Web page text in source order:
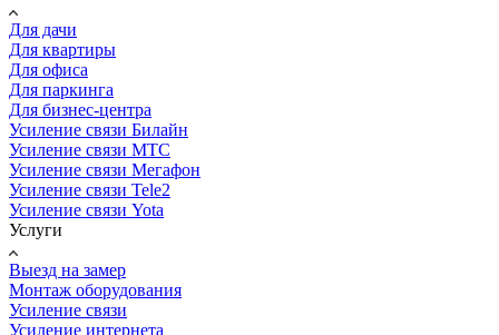
Для дачи
Для квартиры
Для офиса
Для паркинга
Для бизнес-центра
Усиление связи Билайн
Усиление связи МТС
Усиление связи Мегафон
Усиление связи Tele2
Усиление связи Yota
Услуги
Выезд на замер
Монтаж оборудования
Усиление связи
Усиление интернета